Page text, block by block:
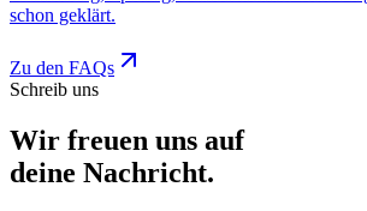
schon geklärt.
Zu den FAQs
Schreib uns
Wir freuen uns auf
deine Nachricht.